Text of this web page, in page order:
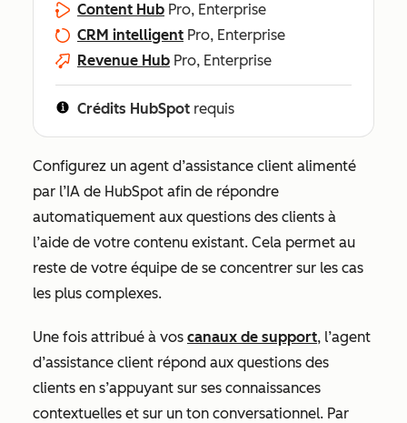
Content Hub Pro, Enterprise
CRM intelligent Pro, Enterprise
Revenue Hub Pro, Enterprise
Crédits HubSpot requis
Configurez un agent d’assistance client alimenté
par l’IA de HubSpot afin de répondre
automatiquement aux questions des clients à
l’aide de votre contenu existant. Cela permet au
reste de votre équipe de se concentrer sur les cas
les plus complexes.
Une fois attribué à vos canaux de support, l’agent
d’assistance client répond aux questions des
clients en s’appuyant sur ses connaissances
contextuelles et sur un ton conversationnel. Par